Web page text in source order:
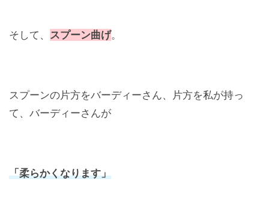
そして、 スプーン曲げ。
スプーンの片方をバーディーさん、片方を私が持っ
て、バーディーさんが
「柔らかくなります」